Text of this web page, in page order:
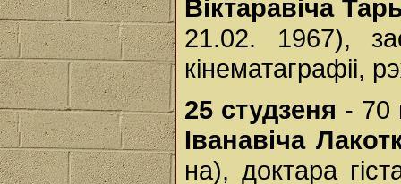
Віктаравіча
21.02. 1967),
кінематаграфіі,
25 студзеня - 70
Іванавіча
на), доктара